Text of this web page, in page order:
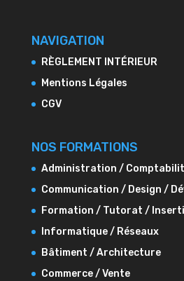
NAVIGATION
RÈGLEMENT INTÉRIEUR
Mentions Légales
CGV
NOS FORMATIONS
Administration /
Communication / Design /
Formation / Tutorat /
Informatique / Réseaux
Bâtiment / Architecture
Commerce / Vente